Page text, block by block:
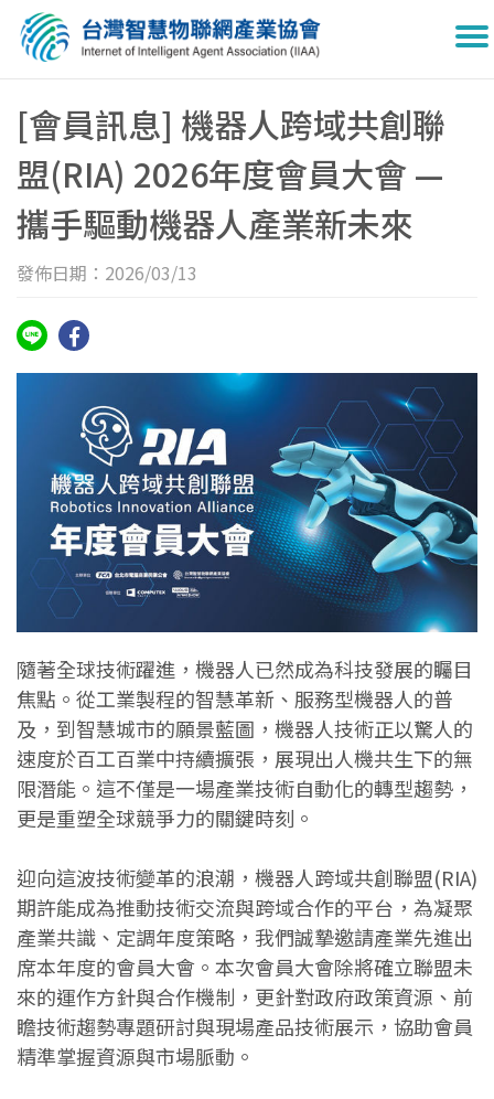
[會員訊息] 機器人跨域共創聯
盟(RIA) 2026年度會員大會 —
攜手驅動機器人產業新未來
發佈日期：2026/03/13
隨著全球技術躍進，機器人已然成為科技發展的矚目
焦點。從工業製程的智慧革新、服務型機器人的普
及，到智慧城市的願景藍圖，機器人技術正以驚人的
速度於百工百業中持續擴張，展現出人機共生下的無
限潛能。這不僅是一場產業技術自動化的轉型趨勢，
更是重塑全球競爭力的關鍵時刻。
迎向這波技術變革的浪潮，機器人跨域共創聯盟(RIA)
期許能成為推動技術交流與跨域合作的平台，為凝聚
產業共識、定調年度策略，我們誠摯邀請產業先進出
席本年度的會員大會。本次會員大會除將確立聯盟未
來的運作方針與合作機制，更針對政府政策資源、前
瞻技術趨勢專題研討與現場產品技術展示，協助會員
精準掌握資源與市場脈動。